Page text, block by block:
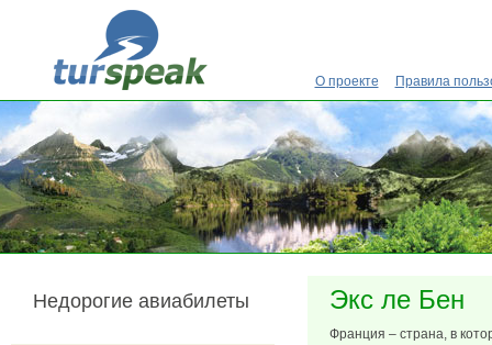
Перейти к основному содержанию
О проекте Правила
Экс ле Бен
Франция – страна, в
Недорогие авиабилеты